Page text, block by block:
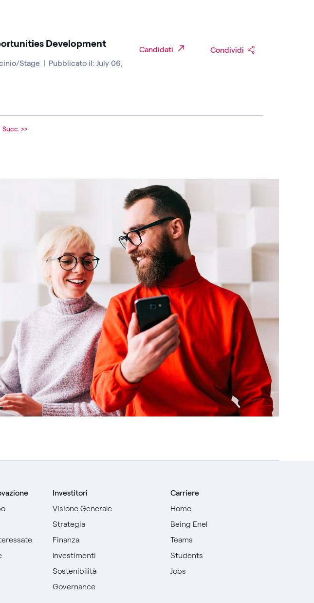
Development
Stage | Pubblicato il: July 06,
Candidati Condividi
Succ. >>
Investitori
Visione Generale
Strategia
Finanza
Investimenti
Sostenibilità
Governance
Carriere
Home
Being Enel
Teams
Students
Jobs